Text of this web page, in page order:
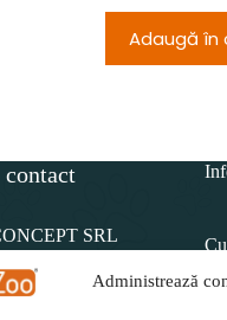
Administrează
Adaugă în
SRL